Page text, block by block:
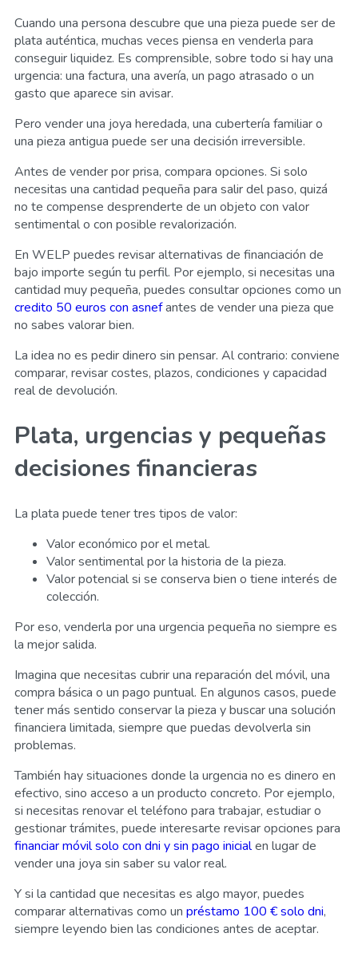
Cuando una persona descubre que una pieza puede ser de
plata auténtica, muchas veces piensa en venderla para
conseguir liquidez. Es comprensible, sobre todo si hay una
urgencia: una factura, una avería, un pago atrasado o un
gasto que aparece sin avisar.
Pero vender una joya heredada, una cubertería familiar o
una pieza antigua puede ser una decisión irreversible.
Antes de vender por prisa, compara opciones. Si solo
necesitas una cantidad pequeña para salir del paso, quizá
no te compense desprenderte de un objeto con valor
sentimental o con posible revalorización.
En WELP puedes revisar alternativas de financiación de
bajo importe según tu perfil. Por ejemplo, si necesitas una
cantidad muy pequeña, puedes consultar opciones como un
credito 50 euros con asnefantes de vender una pieza que
no sabes valorar bien.
La idea no es pedir dinero sin pensar. Al contrario: conviene
comparar, revisar costes, plazos, condiciones y capacidad
real de devolución.
Plata, urgencias y pequeñas
decisiones financieras
La plata puede tener tres tipos de valor:
Valor económico por el metal.
Valor sentimental por la historia de la pieza.
Valor potencial si se conserva bien o tiene interés de
colección.
Por eso, venderla por una urgencia pequeña no siempre es
la mejor salida.
Imagina que necesitas cubrir una reparación del móvil, una
compra básica o un pago puntual. En algunos casos, puede
tener más sentido conservar la pieza y buscar una solución
financiera limitada, siempre que puedas devolverla sin
problemas.
También hay situaciones donde la urgencia no es dinero en
efectivo, sino acceso a un producto concreto. Por ejemplo,
si necesitas renovar el teléfono para trabajar, estudiar o
gestionar trámites, puede interesarte revisar opciones para
financiar móvil solo con dni y sin pago inicialen lugar de
vender una joya sin saber su valor real.
Y si la cantidad que necesitas es algo mayor, puedes
comparar alternativas como un préstamo 100 € solo dni,
siempre leyendo bien las condiciones antes de aceptar.